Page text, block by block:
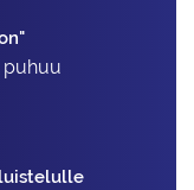
puhuu